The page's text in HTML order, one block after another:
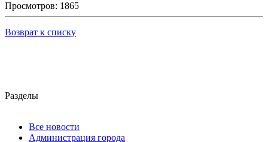
Просмотров: 1865
Возврат к списку
Разделы
Все новости
Администрация города